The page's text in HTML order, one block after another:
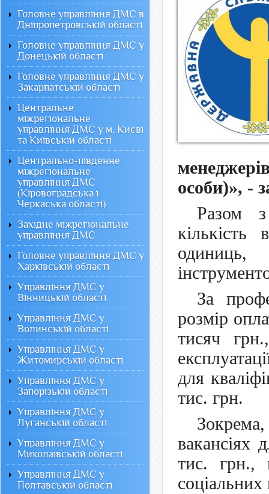
особи)», -
Разом
одиниць,
За
розмір
тисяч
для
тис. грн.
Зокрема,
вакансіях
тис. грн.,
Головне управління ДМС в
Дніпропетровській області
Головне управління ДМС у
Донецькій області
Головне управління ДМС у
Закарпатській області
Центральне
міжрегіональне
управління ДМС у м. Києві
та Київській області
Центрально-південне
міжрегіональне
управління ДМС
(Кіровоградська і
Черкаська області)
Західне міжрегіональне
управління ДМС
Головне управління ДМС у
Харківській області
Управління ДМС у
Вінницькій області
Управління ДМС у
Волинській області
Управління ДМС у
Житомирській області
Управління ДМС у
Запорізькій області
Управління ДМС у
Луганській області
Управління ДМС у
Миколаївській області
Управління ДМС у
Полтавській області